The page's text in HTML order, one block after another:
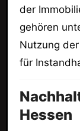
der
gehören
Nutzung
für
Hessen